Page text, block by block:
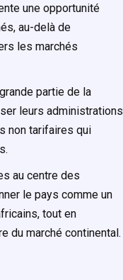
une opportunité
au-delà de
les marchés
partie de la
leurs administrations
non tarifaires qui
au centre des
le pays comme un
tout en
du marché continental.